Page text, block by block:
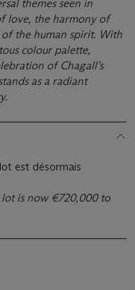
themes seen in
love, the harmony of
the human spirit. With
colour palette,
of Chagall’s
as a radiant
est désormais
is now €720,000 to